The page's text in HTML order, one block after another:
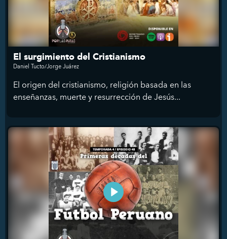
El surgimiento del Cristianismo
Daniel Tucto/Jorge Juárez
El origen del cristianismo, religión basada en las
enseñanzas, muerte y resurrección de Jesús...